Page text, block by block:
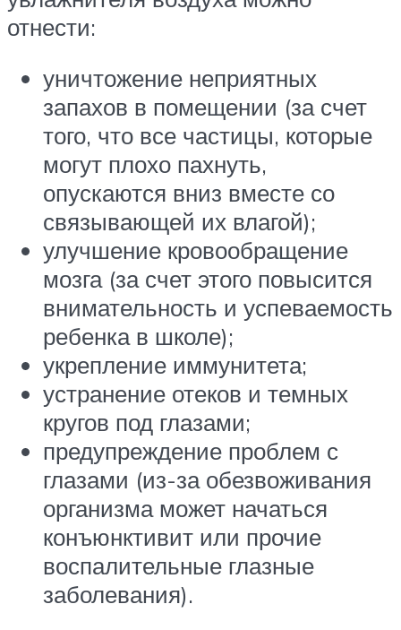
отнести:
уничтожение неприятных
запахов в помещении (за счет
того, что все частицы, которые
могут плохо пахнуть,
опускаются вниз вместе со
связывающей их влагой);
улучшение кровообращение
мозга (за счет этого повысится
внимательность и успеваемость
ребенка в школе);
укрепление иммунитета;
устранение отеков и темных
кругов под глазами;
предупреждение проблем с
глазами (из-за обезвоживания
организма может начаться
конъюнктивит или прочие
воспалительные глазные
заболевания).